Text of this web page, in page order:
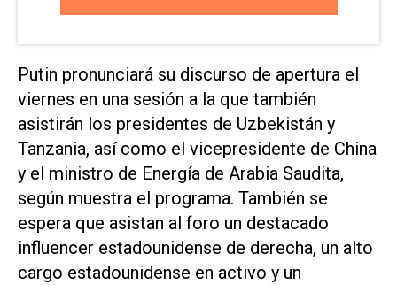
Putin pronunciará su discurso de apertura ⁠el
viernes en una sesión a la que también
asistirán los presidentes de Uzbekistán y
Tanzania, así como el vicepresidente de China
y el ministro de Energía de ⁠Arabia Saudita,
según muestra el programa. También se
espera que asistan al foro ​un destacado
influencer estadounidense de derecha, un alto
cargo ‌estadounidense en activo y un